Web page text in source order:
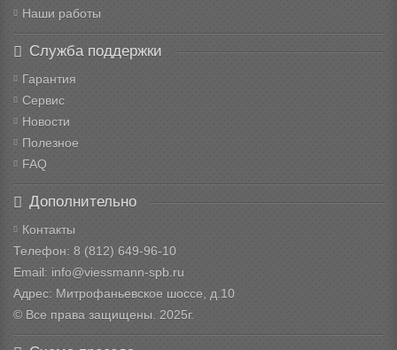
Наши работы
Служба поддержки
Гарантия
Сервис
Новости
Полезное
FAQ
Дополнительно
Контакты
Телефон: 8 (812) 649-96-10
Email: info@viessmann-spb.ru
Адрес: Митрофаньевское шоссе, д.10
© Все права защищены. 2025г.